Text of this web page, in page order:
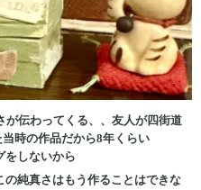
伝わってくる、、友人が四街道
時の作品だから8年くらい
をしないから
純真さはもう作ることはできな